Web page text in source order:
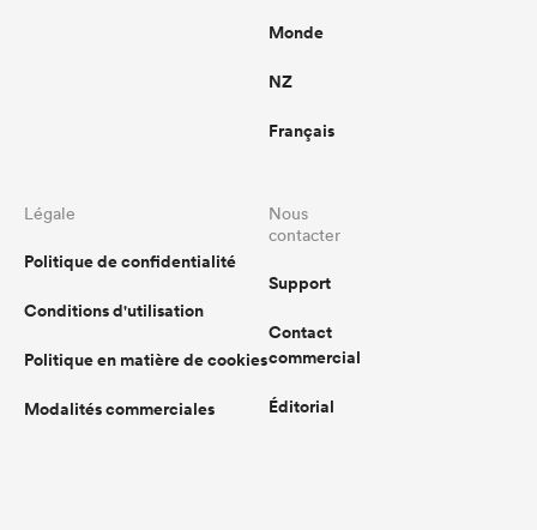
Monde
NZ
Français
Légale
Politique de confidentialité
Conditions d'utilisation
Politique en matière de cookies
Modalités commerciales
Nous
contacter
Support
Contact
commercial
Éditorial